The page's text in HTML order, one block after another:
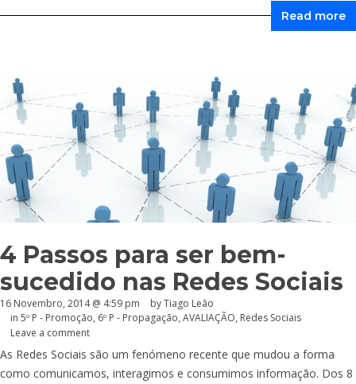
Read more
4 Passos para ser bem-
sucedido nas Redes Sociais
16 Novembro, 2014 @ 4:59 pm
by Tiago Leão
in 5º P - Promoção, 6º P - Propagação, AVALIAÇÃO, Redes Sociais
Leave a comment
As Redes Sociais são um fenómeno recente que mudou a forma
como comunicamos, interagimos e consumimos informação. Dos 8